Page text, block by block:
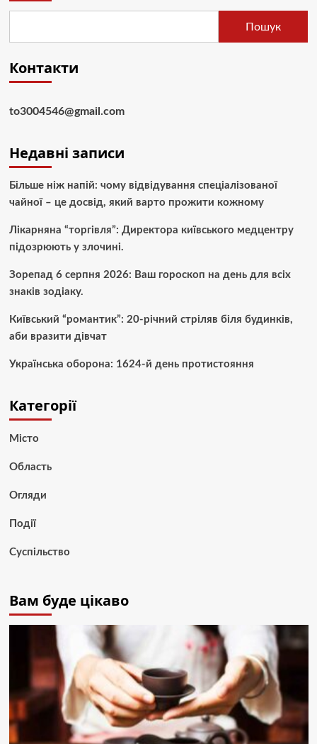
Пошук
Контакти
to3004546@gmail.com
Недавні записи
Більше ніж напій: чому відвідування спеціалізованої
чайної – це досвід, який варто прожити кожному
Лікарняна “торгівля”: Директора київського медцентру
підозрюють у злочині.
Зорепад 6 серпня 2026: Ваш гороскоп на день для всіх
знаків зодіаку.
Київський “романтик”: 20-річний стріляв біля будинків,
аби вразити дівчат
Українська оборона: 1624-й день протистояння
Категорії
Місто
Область
Огляди
Події
Суспільство
Вам буде цікаво